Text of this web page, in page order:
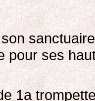
pour ses
1a